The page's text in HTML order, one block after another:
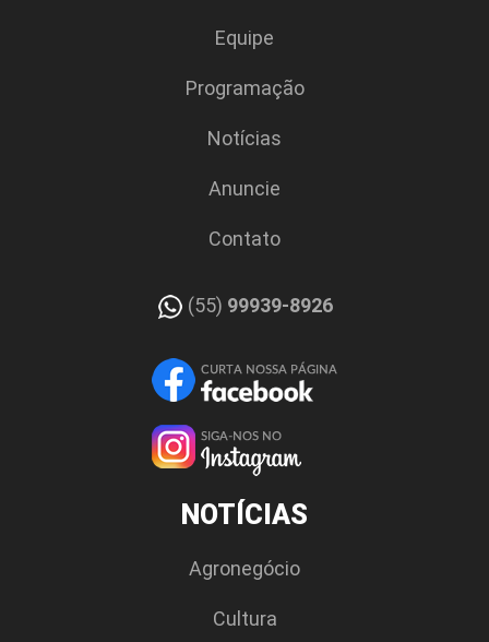
Equipe
Programação
Notícias
Anuncie
Contato
(55) 99939-8926
NOTÍCIAS
Agronegócio
Cultura